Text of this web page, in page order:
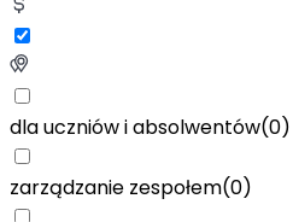
dla uczniów i absolwentów(0)
zarządzanie zespołem(0)